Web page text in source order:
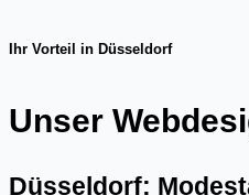
Ihr Vorteil in Düsseldorf
Unser
Düsseldorf: